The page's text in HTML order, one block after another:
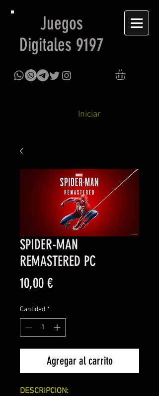
Juegos
Digitales 9197
Iniciar
SPIDER-MAN
REMASTERED PC
10,00 €Precio
Cantidad *
Agregar al carrito
DESCRIPCION: